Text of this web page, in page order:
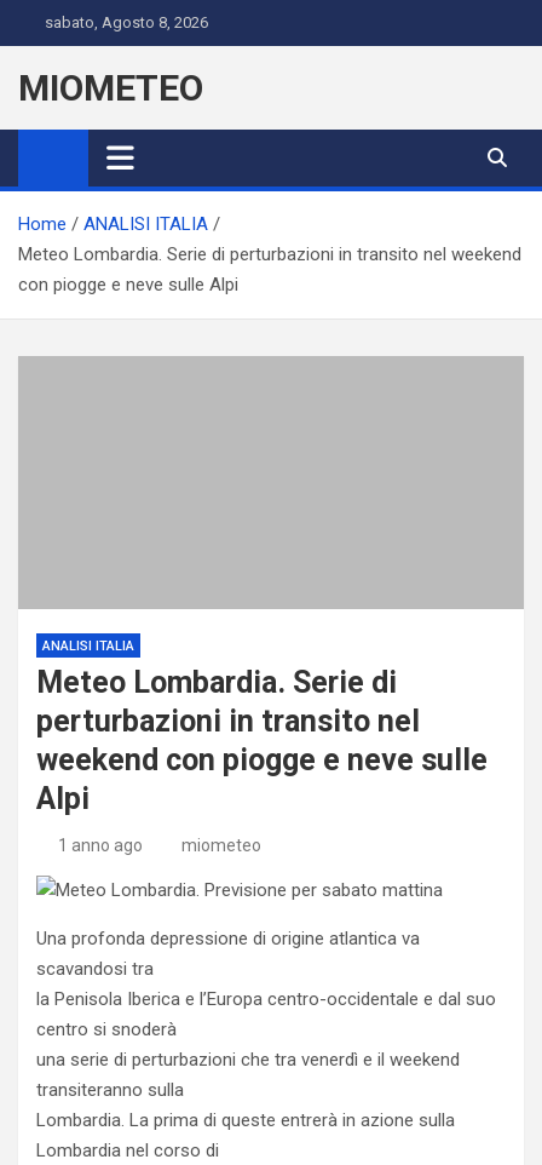
to
content
sabato, Agosto 8, 2026
MIOMETEO
Home
ANALISI ITALIA
Meteo Lombardia. Serie di perturbazioni in transito nel weekend
con piogge e neve sulle Alpi
ANALISI ITALIA
Meteo Lombardia. Serie di
perturbazioni in transito nel
weekend con piogge e neve sulle
Alpi
1 anno ago miometeo
Una profonda depressione di origine atlantica va
scavandosi tra
la Penisola Iberica e l’Europa centro-occidentale e dal suo
centro si snoderà
una serie di perturbazioni che tra venerdì e il weekend
transiteranno sulla
Lombardia. La prima di queste entrerà in azione sulla
Lombardia nel corso di